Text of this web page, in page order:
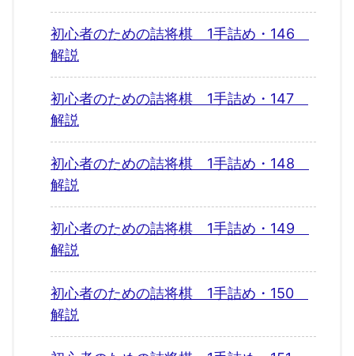
初心者のための詰将棋 1手詰め・146
解説
初心者のための詰将棋 1手詰め・147
解説
初心者のための詰将棋 1手詰め・148
解説
初心者のための詰将棋 1手詰め・149
解説
初心者のための詰将棋 1手詰め・150
解説